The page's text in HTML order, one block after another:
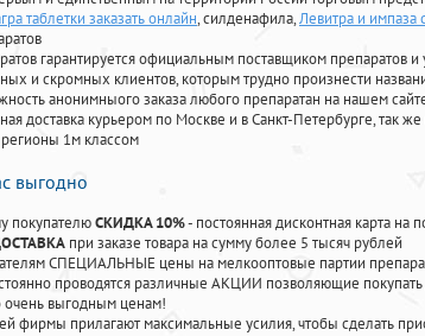
таблетки заказать онлайн, силденафила,Левитра и импаза
гарантируется официальным поставщиком препаратов
и скромных клиентов, которым трудно произнести
анонимныого заказа любого препаратан на нашем
доставка курьером по Москве и в Санкт-Петербурге, так
1м классом
выгодно
покупателюСКИДКА 10%- постоянная дисконтная карта на
при заказе товара на сумму более 5 тысяч рублей
СПЕЦИАЛЬНЫЕ цены на мелкооптовые партии
проводятся различные АКЦИИ позволяющие
выгодным ценам!
фирмы прилагают максимальные усилия, чтобы сделать